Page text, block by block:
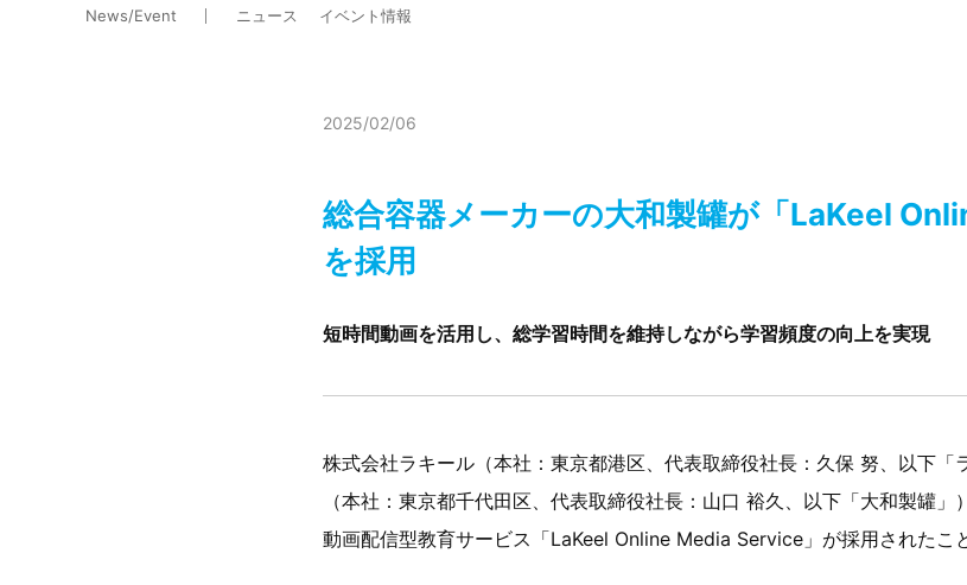
News/Event ニュース イベント情報
総合容器メーカーの大和製罐が「LaKeel
を採用
2025/02/06
短時間動画を活用し、総学習時間を維持しながら学習頻度の向上を実現
株式会社ラキール（本社：東京都港区、代表取締役社長：久保 努、以下「
（本社：東京都千代田区、代表取締役社長：山口 裕久、以下「大和製罐」
動画配信型教育サービス「LaKeel Online Media Service」が採用されたこ